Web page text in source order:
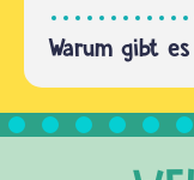
Warum gibt